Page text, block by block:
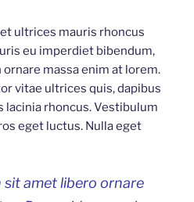
ultrices mauris rhoncus
eu imperdiet bibendum,
massa enim at lorem.
vitae ultrices quis, dapibus
lacinia rhoncus. Vestibulum
eget luctus. Nulla eget
amet libero ornare